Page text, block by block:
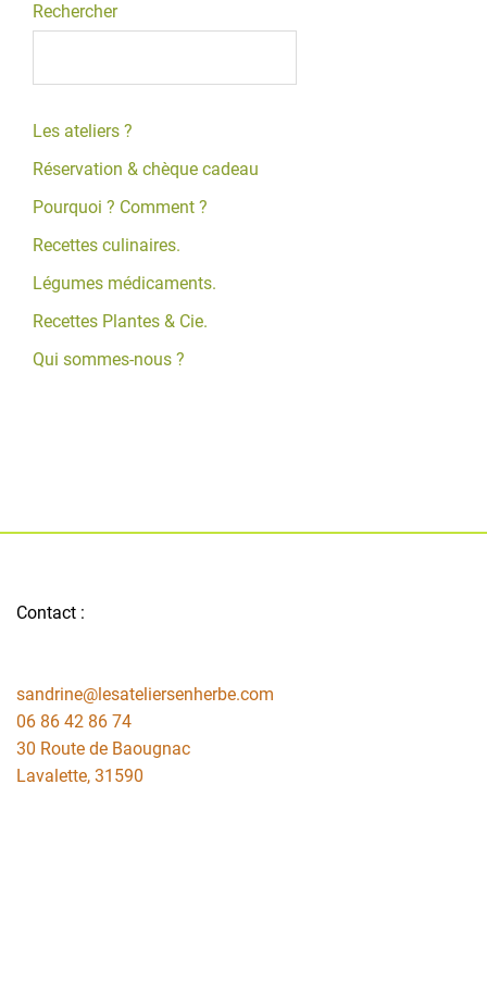
Rechercher
Les ateliers ?
Réservation & chèque cadeau
Pourquoi ? Comment ?
Recettes culinaires.
Légumes médicaments.
Recettes Plantes & Cie.
Qui sommes-nous ?
Contact :
sandrine@lesateliersenherbe.com
06 86 42 86 74
30 Route de Baougnac
Lavalette, 31590